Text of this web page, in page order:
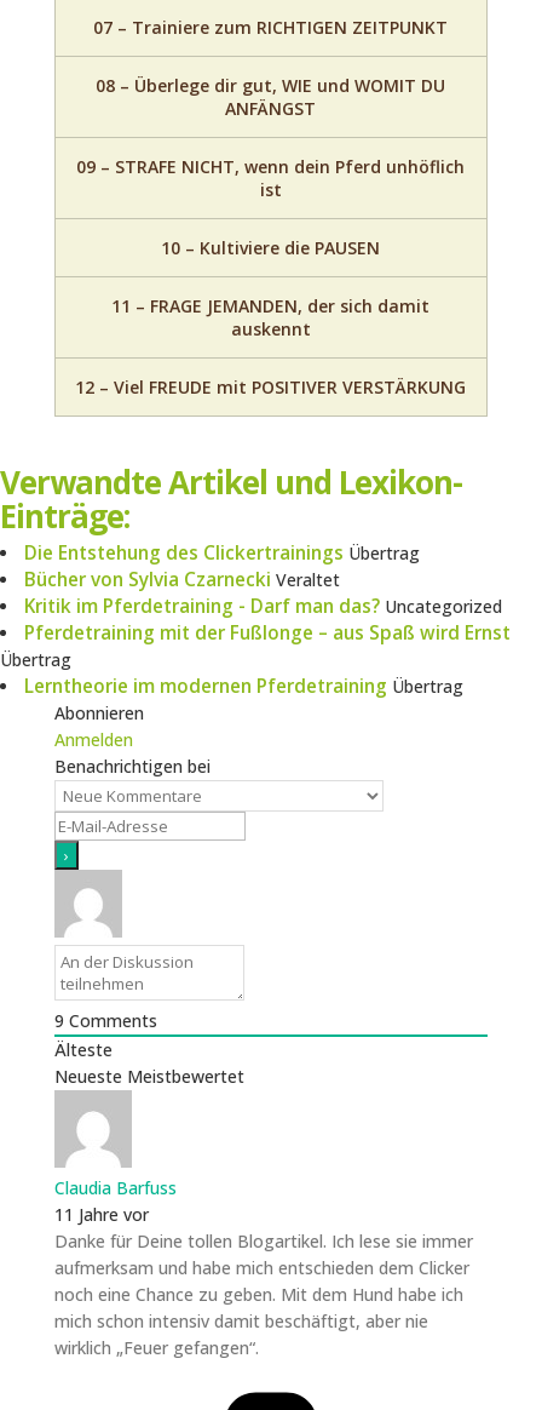
07 – Trainiere zum RICHTIGEN ZEITPUNKT
08 – Überlege dir gut, WIE und WOMIT DU
ANFÄNGST
09 – STRAFE NICHT, wenn dein Pferd unhöflich
ist
10 – Kultiviere die PAUSEN
11 – FRAGE JEMANDEN, der sich damit
auskennt
12 – Viel FREUDE mit POSITIVER VERSTÄRKUNG
Verwandte Artikel und Lexikon-
Einträge:
Die Entstehung des Clickertrainings Übertrag
Bücher von Sylvia Czarnecki Veraltet
Kritik im Pferdetraining - Darf man das? Uncategorized
Pferdetraining mit der Fußlonge – aus Spaß wird Ernst
Übertrag
Lerntheorie im modernen Pferdetraining Übertrag
Abonnieren
Anmelden
Benachrichtigen bei
9 Comments
Älteste
Neueste Meistbewertet
Claudia Barfuss
11 Jahre vor
Danke für Deine tollen Blogartikel. Ich lese sie immer
aufmerksam und habe mich entschieden dem Clicker
noch eine Chance zu geben. Mit dem Hund habe ich
mich schon intensiv damit beschäftigt, aber nie
wirklich „Feuer gefangen“.